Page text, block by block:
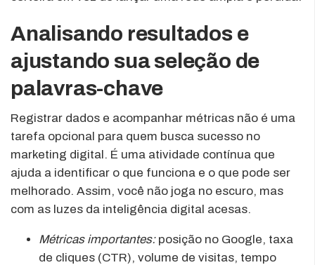
Analisando resultados e
ajustando sua seleção de
palavras-chave
Registrar dados e acompanhar métricas não é uma
tarefa opcional para quem busca sucesso no
marketing digital. É uma atividade contínua que
ajuda a identificar o que funciona e o que pode ser
melhorado. Assim, você não joga no escuro, mas
com as luzes da inteligência digital acesas.
Métricas importantes:posição no Google, taxa
de cliques (CTR), volume de visitas, tempo